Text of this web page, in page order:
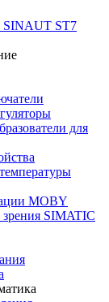
SINAUT ST7
для
MOBY
SIMATIC